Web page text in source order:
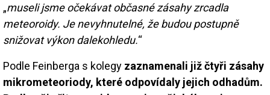
„museli jsme očekávat občasné zásahy zrcadla
meteoroidy. Je nevyhnutelné, že budou postupně
snižovat výkon dalekohledu.“
Podle Feinberga s kolegy zaznamenali již čtyři zásahy
mikrometeoriody, které odpovídaly jejich odhadům.